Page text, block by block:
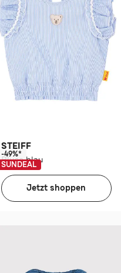
STEIFF
Bluse blau
-49%*
SUNDEAL
Jetzt shoppen